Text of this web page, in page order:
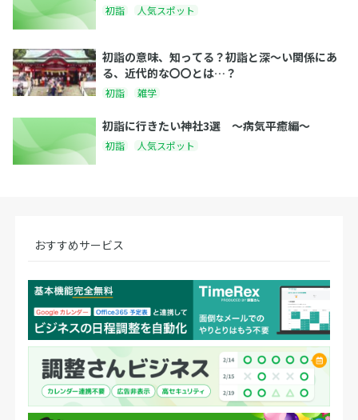
初詣 人気スポット
初詣の意味、知ってる？初詣と深～い関係にあ
る、近代的な〇〇とは…？
初詣 雑学
初詣に行きたい神社3選 〜病気平癒編〜
初詣 人気スポット
おすすめサービス